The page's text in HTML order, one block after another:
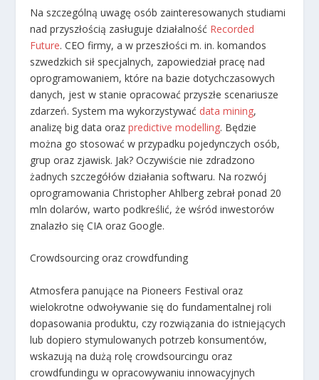
Na szczególną uwagę osób zainteresowanych studiami
nad przyszłością zasługuje działalność Recorded
Future. CEO firmy, a w przeszłości m. in. komandos
szwedzkich sił specjalnych, zapowiedział pracę nad
oprogramowaniem, które na bazie dotychczasowych
danych, jest w stanie opracować przyszłe scenariusze
zdarzeń. System ma wykorzystywać data mining,
analizę big data orazpredictive modelling. Będzie
można go stosować w przypadku pojedynczych osób,
grup oraz zjawisk. Jak? Oczywiście nie zdradzono
żadnych szczegółów działania softwaru. Na rozwój
oprogramowania Christopher Ahlberg zebrał ponad 20
mln dolarów, warto podkreślić, że wśród inwestorów
znalazło się CIA oraz Google.
Crowdsourcing oraz crowdfunding
Atmosfera panujące na Pioneers Festival oraz
wielokrotne odwoływanie się do fundamentalnej roli
dopasowania produktu, czy rozwiązania do istniejących
lub dopiero stymulowanych potrzeb konsumentów,
wskazują na dużą rolę crowdsourcingu oraz
crowdfundingu w opracowywaniu innowacyjnych